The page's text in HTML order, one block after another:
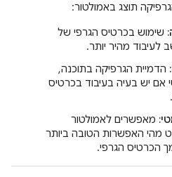
תוצג באמולטור:
שימוש בכרטיס הגרפי של
לעיבוד מהיר יותר.
הדמיית הגרפיקה בתוכנה,
אם יש בעיה בעיבוד בכרטיס
מאפשרים לאמולטור
מהי האפשרות הטובה ביותר
הכרטיס הגרפי.